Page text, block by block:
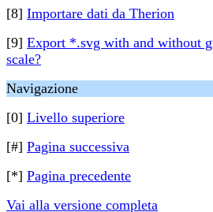
[8] Importare dati da Therion
[9] Export *.svg with and without
scale?
Navigazione
[0] Livello superiore
[#] Pagina successiva
[*] Pagina precedente
Vai alla versione completa